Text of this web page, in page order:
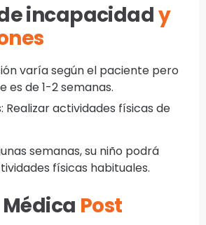
incapacidady
varía según el paciente pero
es de 1-2 semanas.
Realizar actividades físicas de
semanas, su niño podrá
físicas habituales.
Post